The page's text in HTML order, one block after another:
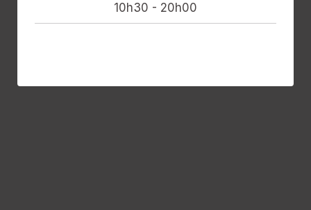
10h30 - 20h00